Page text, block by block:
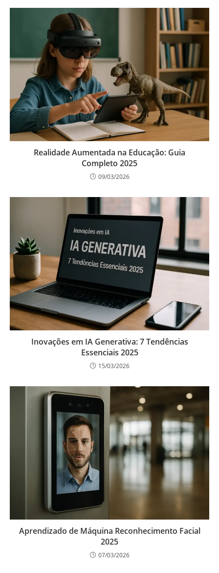
Realidade Aumentada na Educação: Guia
Completo 2025
09/03/2026
Inovações em IA Generativa: 7 Tendências
Essenciais 2025
15/03/2026
Aprendizado de Máquina Reconhecimento Facial
2025
07/03/2026